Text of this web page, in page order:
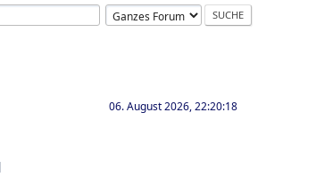
06. August 2026, 22:20:18